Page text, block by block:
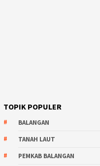
TOPIK POPULER
BALANGAN
TANAH LAUT
PEMKAB BALANGAN